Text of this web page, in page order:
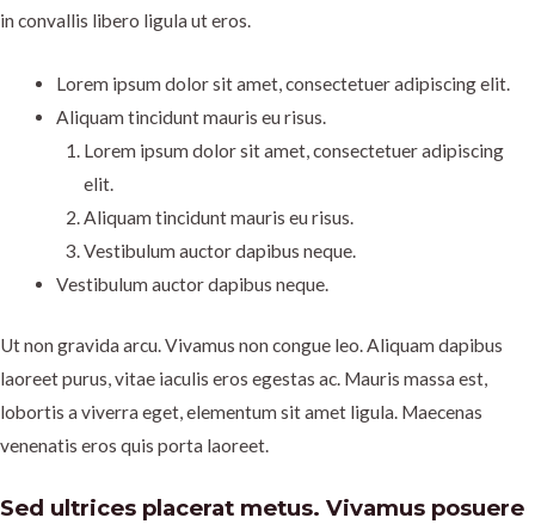
in convallis libero ligula ut eros.
Lorem ipsum dolor sit amet, consectetuer adipiscing elit.
Aliquam tincidunt mauris eu risus.
Lorem ipsum dolor sit amet, consectetuer adipiscing
elit.
Aliquam tincidunt mauris eu risus.
Vestibulum auctor dapibus neque.
Vestibulum auctor dapibus neque.
Ut non gravida arcu. Vivamus non congue leo. Aliquam dapibus
laoreet purus, vitae iaculis eros egestas ac. Mauris massa est,
lobortis a viverra eget, elementum sit amet ligula. Maecenas
venenatis eros quis porta laoreet.
Sed ultrices placerat metus. Vivamus posuere